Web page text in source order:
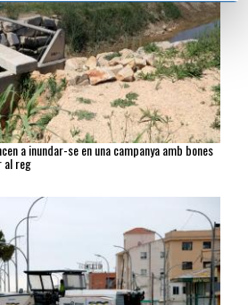
a inundar-se en una campanya amb bones
al reg